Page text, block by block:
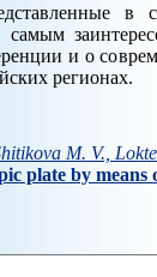
в
самым
и о
регионах.
M. V.,
plate by